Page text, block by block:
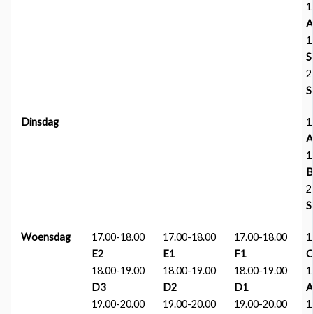
Dinsdag
Woensdag 17.00-18.00 17.00-18.00 17.00-18.00
E2
E1 F1
18.00-19.00
18.00-19.00 18.00-19.00
D3
D2 D1
19.00-20.00
19.00-20.00 19.00-20.00